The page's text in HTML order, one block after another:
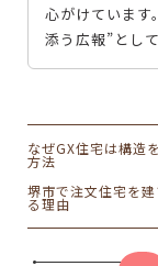
心がけています
添う広報”とし
なぜGX住宅は構造
方法
堺市で注文住宅を
る理由